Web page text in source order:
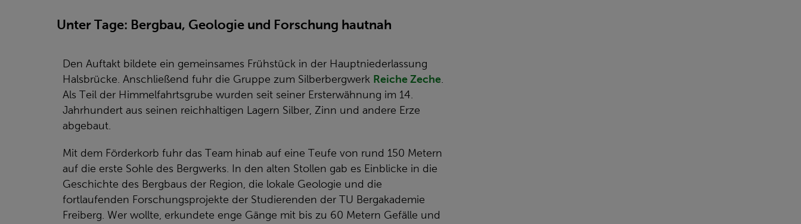
Unter Tage: Bergbau, Geologie und Forschung hautnah
Den Auftakt bildete ein gemeinsames Frühstück in der Hauptniederlassung
Halsbrücke. Anschließend fuhr die Gruppe zum Silberbergwerk Reiche Zeche.
Als Teil der Himmelfahrtsgrube wurden seit seiner Ersterwähnung im 14.
Jahrhundert aus seinen reichhaltigen Lagern Silber, Zinn und andere Erze
abgebaut.
Mit dem Förderkorb fuhr das Team hinab auf eine Teufe von rund 150 Metern
auf die erste Sohle des Bergwerks. In den alten Stollen gab es Einblicke in die
Geschichte des Bergbaus der Region, die lokale Geologie und die
fortlaufenden Forschungsprojekte der Studierenden der TU Bergakademie
Freiberg. Wer wollte, erkundete enge Gänge mit bis zu 60 Metern Gefälle und